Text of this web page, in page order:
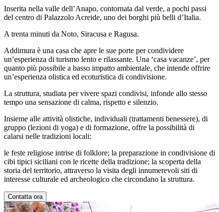
Inserita nella valle dell’Anapo, contornata dal verde, a pochi passi
del centro di Palazzolo Acreide, uno dei borghi più belli d’Italia.
A trenta minuti da Noto, Siracusa e Ragusa.
Addimura è una casa che apre le sue porte per condividere
un’esperienza di turismo lento e rilassante. Una ‘casa vacanze’, per
quanto più possibile a basso impatto ambientale, che intende offrire
un’esperienza olistica ed ecoturistica di condivisione.
La struttura, studiata per vivere spazi condivisi, infonde allo stesso
tempo una sensazione di calma, rispetto e silenzio.
Insieme alle attività olistiche, individuali (trattamenti benessere), di
gruppo (lezioni di yoga) e di formazione, offre la possibilità di
calarsi nelle tradizioni locali:
le feste religiose intrise di folklore; la preparazione in condivisione di
cibi tipici siciliani con le ricette della tradizione; la scoperta della
storia del territorio, attraverso la visita degli innumerevoli siti di
interesse culturale ed archeologico che circondano la struttura.
Contatta ora